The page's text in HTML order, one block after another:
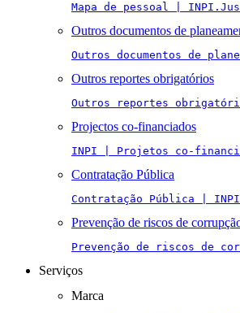
Mapa de pessoal |
Outros documentos de
Outros documentos de
Outros reportes obrigatórios
Outros reportes
Projectos co-financiados
INPI | Projetos co-
Contratação Pública
Contratação Pública |
Prevenção de riscos de
Prevenção de riscos de
Serviços
Marca